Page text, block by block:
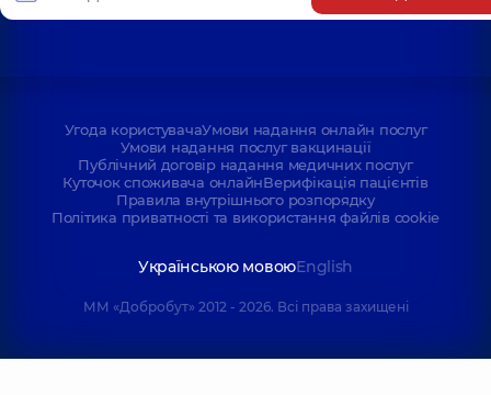
Угода користувачаУмови надання онлайн послуг
Умови надання послуг вакцинації
Публічний договір надання медичних послуг
Куточок споживача онлайнВерифікація пацієнтів
Правила внутрішнього розпорядку
Політика приватності та використання файлів cookie
Українською мовоюEnglish
ММ «Добробут» 2012 - 2026. Всі права захищені